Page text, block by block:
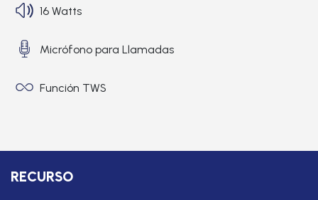
16 Watts
Micrófono para Llamadas
Función TWS
RECURSO